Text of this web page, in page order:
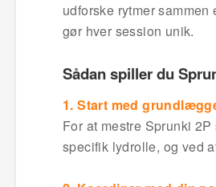
udforske rytmer
gør hver session unik.
Sådan spiller du
1. Start med
For at mestre Sprunki
specifik lydrolle, og ved